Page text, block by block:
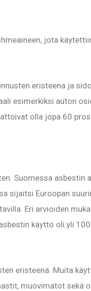
jota
eristeena ja
esimerkiksi auton
olla jopa 60
Suomessa asbestin
sijaitsi Euroopan
Eri arvioiden
käyttö oli yli
eristeenä. Muita
muovimatot sekä